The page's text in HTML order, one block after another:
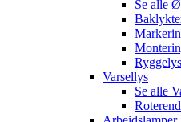
Se alle
Ryggelys
Varsellys
Se alle